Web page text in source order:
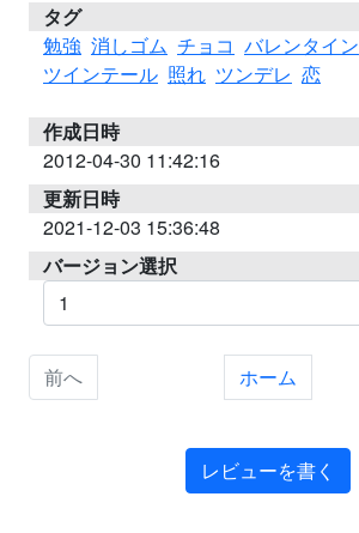
タグ
勉強 消しゴム チョコ バレンタイン
ツインテール 照れ ツンデレ 恋
作成日時
2012-04-30 11:42:16
更新日時
2021-12-03 15:36:48
バージョン選択
前へ ホーム
レビューを書く